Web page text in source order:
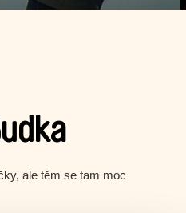
ale těm se tam moc